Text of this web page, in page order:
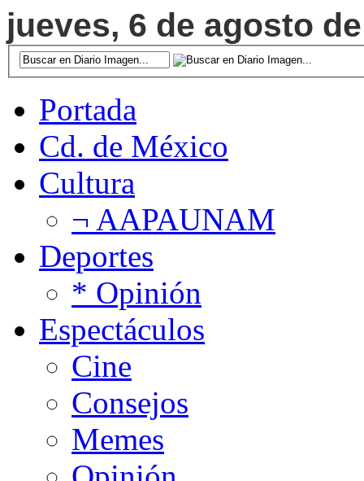
jueves, 6 de agosto
Portada
Cd. de México
Cultura
¬ AAPAUNAM
Deportes
* Opinión
Espectáculos
Cine
Consejos
Memes